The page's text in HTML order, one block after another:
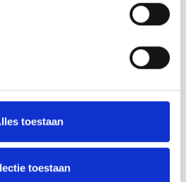
toestaan
toestaan